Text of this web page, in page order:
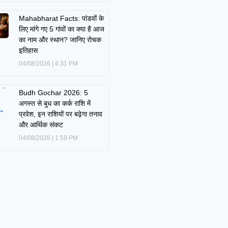
Mahabharat Facts: पांडवों के
लिए मांगे गए 5 गांवों का क्या है आज
का नाम और स्थान? जानिए रोचक
इतिहास
04/08/2026 4:31 PM
Budh Gochar 2026: 5
अगस्त से बुध का कर्क राशि में
प्रवेश, इन राशियों पर बढ़ेगा तनाव
और आर्थिक संकट
04/08/2026 1:59 PM